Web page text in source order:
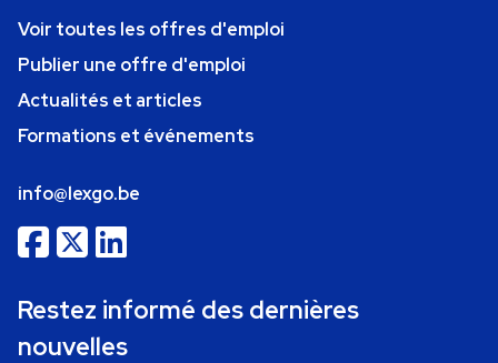
Voir toutes les offres d'emploi
Publier une offre d'emploi
Actualités et articles
Formations et événements
info@lexgo.be
Restez informé des dernières
nouvelles